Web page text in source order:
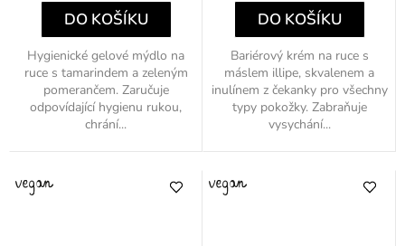
DO KOŠÍKU
Hygienické gelové mýdlo na
ruce s tamarindem a zeleným
pomerančem. Zaručuje
odpovídající hygienu rukou,
chrání...
DO KOŠÍKU
Bariérový krém na ruce s
máslem illipe, skvalenem a
inulínem z čekanky pro všechny
typy pokožky. Zabraňuje
vysychání...